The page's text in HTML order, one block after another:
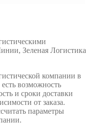
Зеленая Логистика
компании в
возможность
и сроки доставки
от заказа.
параметры